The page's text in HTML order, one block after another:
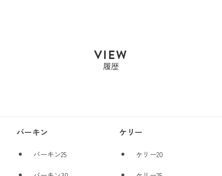
VIEW
履歴
バーキン
バーキン25
ケリー
ケリー20